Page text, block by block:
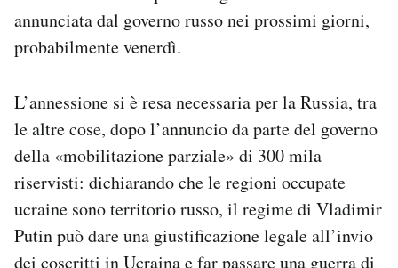
annunciata dal governo russo nei prossimi giorni,
probabilmente venerdì.
L’annessione si è resa necessaria per la Russia, tra
le altre cose, dopo l’annuncio da parte del governo
della «mobilitazione parziale» di 300 mila
riservisti: dichiarando che le regioni occupate
ucraine sono territorio russo, il regime di Vladimir
Putin può dare una giustificazione legale all’invio
dei coscritti in Ucraina e far passare una guerra di